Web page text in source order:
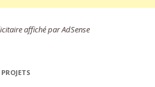
affiché par AdSense